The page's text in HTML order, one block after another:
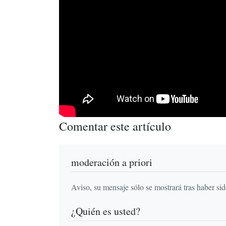
Comentar este artículo
moderación a priori
Aviso, su mensaje sólo se mostrará tras haber
¿Quién es usted?